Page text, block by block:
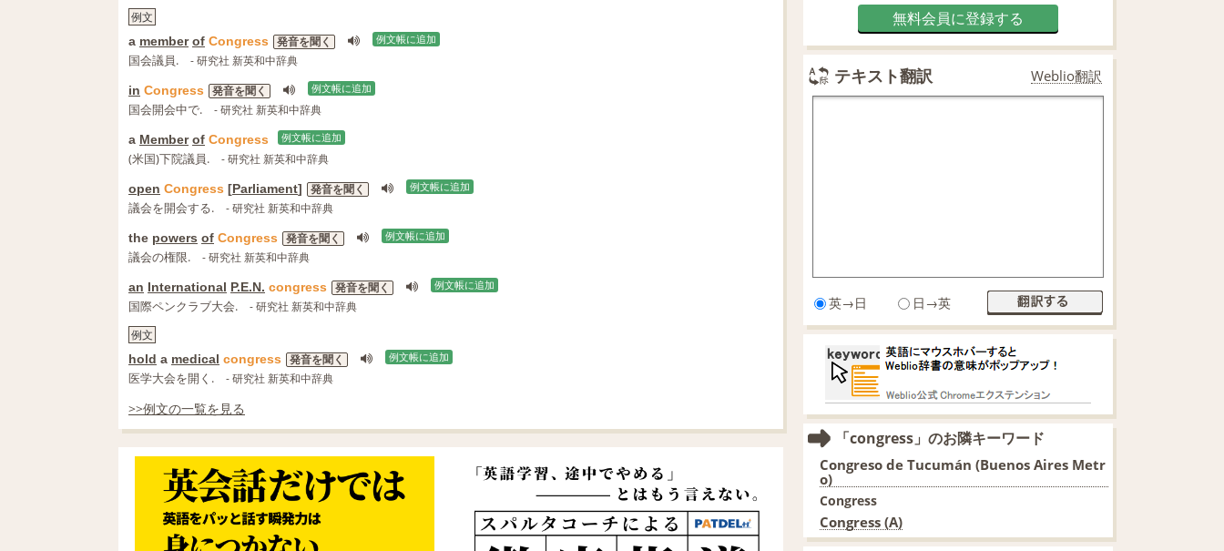
例文
a member of Congress 発音を聞く 例文帳に追加
国会議員. - 研究社 新英和中辞典
in Congress 発音を聞く 例文帳に追加
国会開会中で. - 研究社 新英和中辞典
a Member of Congress 例文帳に追加
(米国)下院議員. - 研究社 新英和中辞典
open Congress [Parliament] 発音を聞く 例文帳に追加
議会を開会する. - 研究社 新英和中辞典
the powers of Congress 発音を聞く 例文帳に追加
議会の権限. - 研究社 新英和中辞典
an International P.E.N. congress 発音を聞く 例文帳に追加
国際ペンクラブ大会.
- 研究社 新英和中辞典
例文
hold a medical congress 発音を聞く 例文帳に追加
医学大会を開く. - 研究社 新英和中辞典
>>例文の一覧を見る
無料会員に登録する
テキスト翻訳 Weblio翻訳
英→日 日→英
「congress」のお隣キーワード
Congreso de Tucumán (Buenos Aires Metr
o)
Congress
Congress (A)